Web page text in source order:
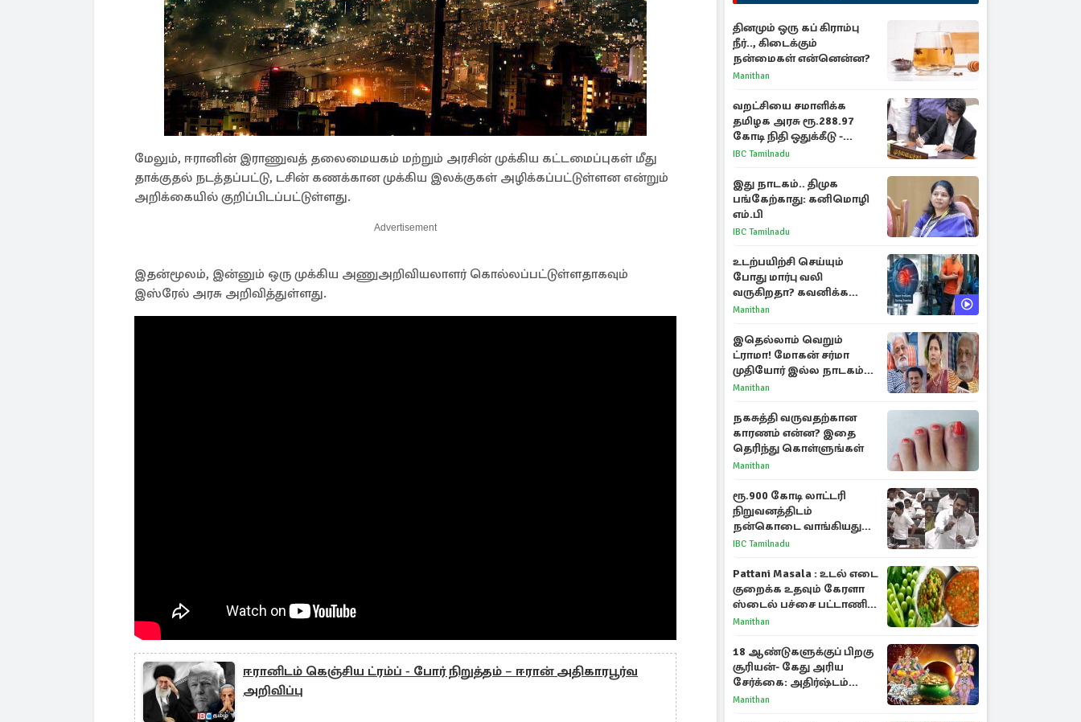
மேலும், ஈரானின் இராணுவத் தலைமையகம் மற்றும் அரசின் முக்கிய கட்டமைப்புகள் மீது
தாக்குதல் நடத்தப்பட்டு, டசின் கணக்கான முக்கிய இலக்குகள் அழிக்கப்பட்டுள்ளன என்றும்
அறிக்கையில் குறிப்பிடப்பட்டுள்ளது.
Advertisement
இதன்மூலம், இன்னும் ஒரு முக்கிய அணுஅறிவியலாளர் கொல்லப்பட்டுள்ளதாகவும்
இஸ்ரேல் அரசு அறிவித்துள்ளது.
ஈரானிடம் கெஞ்சிய ட்ரம்ப் - போர் நிறுத்தம் – ஈரான் அதிகாரபூர்வ
அறிவிப்பு
தினமும் ஒரு கப் கிராம்பு
நீர்.., கிடைக்கும்
நன்மைகள் என்னென்ன?
Manithan
வறட்சியை சமாளிக்க
தமிழக அரசு ரூ.288.97
கோடி நிதி ஒதுக்கீடு -
வெளியான அரசாணை
IBC Tamilnadu
இது நாடகம்.. திமுக
பங்கேற்காது: கனிமொழி
எம்.பி
IBC Tamilnadu
உடற்பயிற்சி செய்யும்
போது மார்பு வலி
வருகிறதா? கவனிக்க
வேண்டிய எச்சரிக்கை
Manithan
இதெல்லாம் வெறும்
ட்ராமா! மோகன் சர்மா
முதியோர் இல்ல நாடகம்
குறித்து குட்டி பத்மினி
Manithan
நகசுத்தி வருவதற்கான
காரணம் என்ன? இதை
தெரிந்து கொள்ளுங்கள்
Manithan
ரூ.900 கோடி லாட்டரி
நிறுவனத்திடம்
நன்கொடை வாங்கியது
ஏன்? உதயநிதி - ஆதவ்
IBC Tamilnadu
Pattani Masala : உடல் எடை
குறைக்க உதவும் கேரளா
ஸ்டைல் பச்சை பட்டாணி
கிரேவி
Manithan
18 ஆண்டுகளுக்குப் பிறகு
சூரியன்- கேது அரிய
சேர்க்கை: அதிர்ஷ்டம்
பெறும் 3 ராசிகள்!
Manithan